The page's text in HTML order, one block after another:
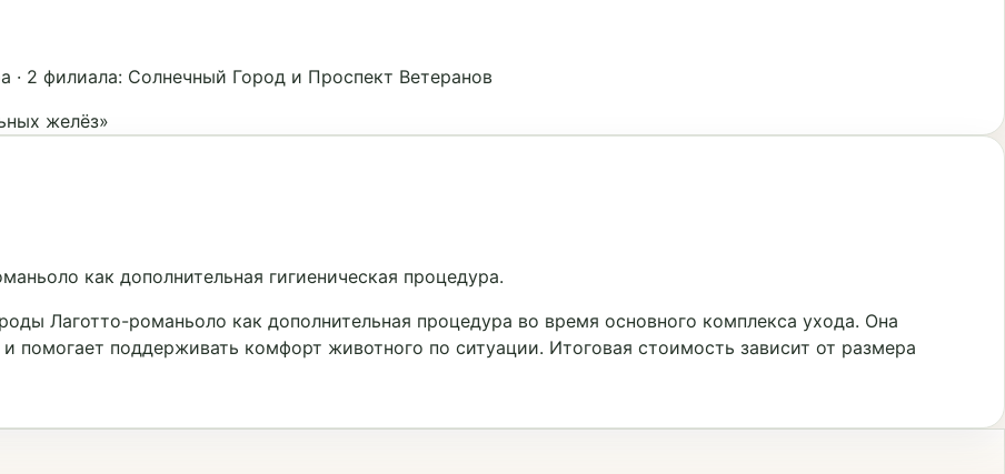
· 2 филиала: Солнечный Город и Проспект Ветеранов
желёз»
как дополнительная гигиеническая процедура.
Лаготто-романьоло как дополнительная процедура во время основного комплекса ухода. Она
помогает поддерживать комфорт животного по ситуации. Итоговая стоимость зависит от размера